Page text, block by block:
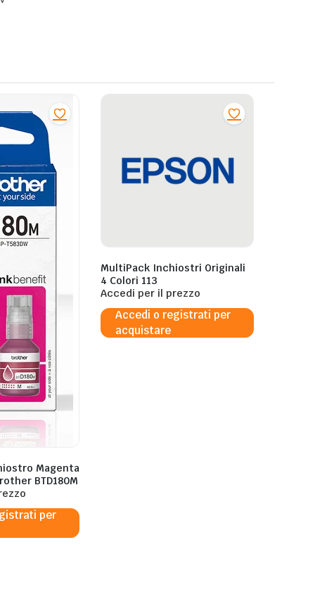
Magenta
BTD180M
per
MultiPack Inchiostri Originali
4 Colori 113
Accedi per il prezzo
Accedi o registrati per
acquistare